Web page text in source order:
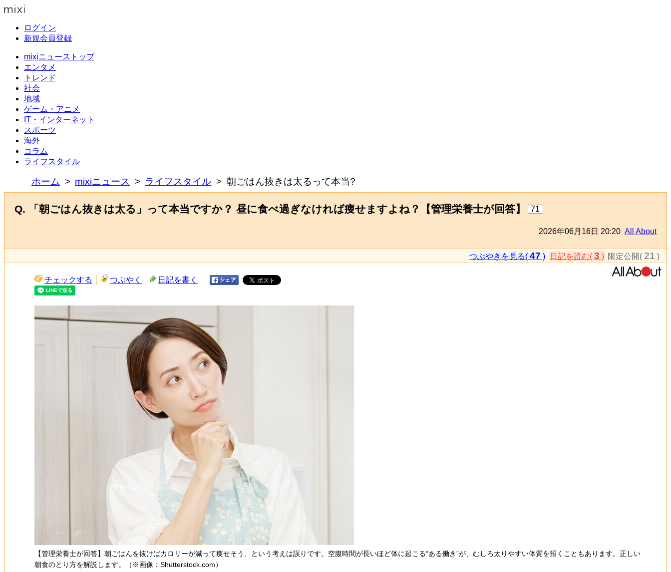
ログイン
新規会員登録
mixiニューストップ
エンタメ
トレンド
社会
地域
ゲーム・アニメ
IT・インターネット
スポーツ
海外
コラム
ライフスタイル
ホーム mixiニュース ライフスタイル 朝ごはん抜きは太るって本当?
Q. 「朝ごはん抜きは太る」って本当ですか？ 昼に食べ過ぎなければ痩せますよね？【管理栄養士が回答】 71
2026年06月16日 20:20 All About
つぶやきを見る( 47 ) 日記を読む( 3 ) 限定公開( 21 )
チェックする つぶやく 日記を書く
【管理栄養士が回答】朝ごはんを抜けばカロリーが減って痩せそう、という考えは誤りです。空腹時間が長いほど体に起こる“ある働き”が、むしろ太りやすい体質を招くこともあります。正しい
朝食のとり方を解説します。（※画像：Shutterstock.com）